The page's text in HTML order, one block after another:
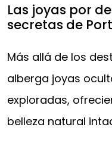
Las joyas por
secretas de
Más allá de los
alberga joyas
exploradas,
belleza natural